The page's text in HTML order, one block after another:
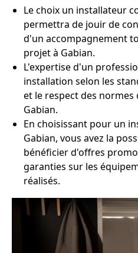
Le choix un installateur
permettra de jouir de
d'un accompagnement
projet à Gabian.
L'expertise d'un
installation selon les
et le respect des normes
Gabian.
En choisissant pour un
Gabian, vous avez la
bénéficier d'offres
garanties sur les
réalisés.